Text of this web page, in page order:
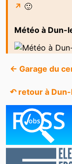
↗ 🙂
Météo à Dun-
← Garage du
↶ retour à